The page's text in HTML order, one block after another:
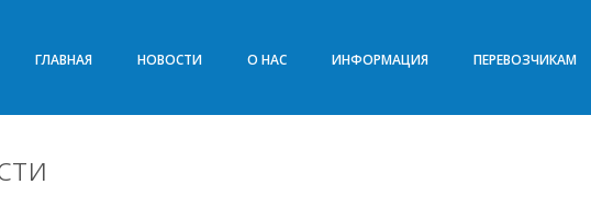
ГЛАВНАЯ НОВОСТИ О НАС ИНФОРМАЦИЯ ПЕРЕВОЗЧИКАМ